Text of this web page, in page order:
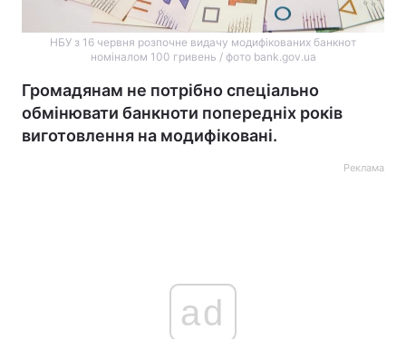
НБУ з 16 червня розпочне видачу модифікованих банкнот
номіналом 100 гривень / фото bank.gov.ua
Громадянам не потрібно спеціально
обмінювати банкноти попередніх років
виготовлення на модифіковані.
Реклама
ad